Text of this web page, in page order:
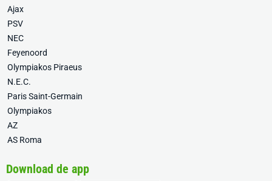
Ajax
PSV
NEC
Feyenoord
Olympiakos Piraeus
N.E.C.
Paris Saint-Germain
Olympiakos
AZ
AS Roma
Download de app